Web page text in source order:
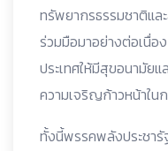
ทรัพยากรธรรมชาติแล
ร่วมมือมาอย่างต่อเนื่อ
ประเทศให้มีสุขอนามัย
ความเจริญก้าวหน้าใน
ทั้งนี้พรรคพลังประชารั